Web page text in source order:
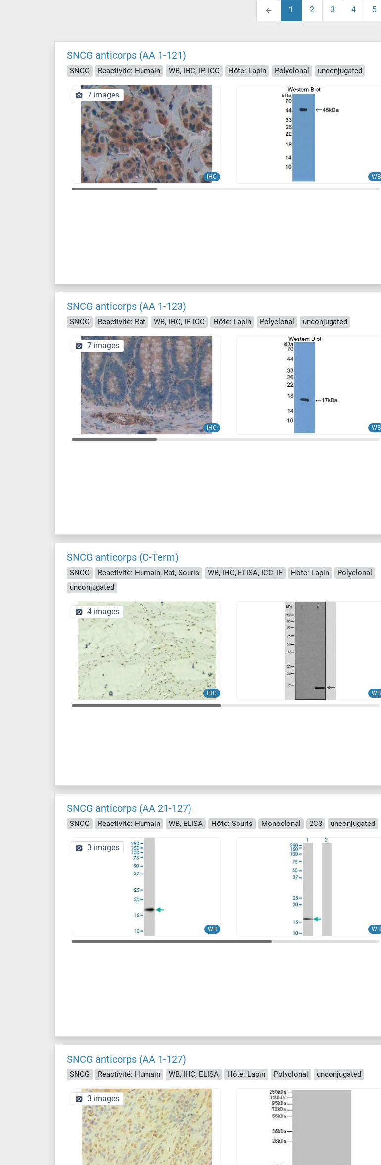
1 2 3 4 5
SNCG anticorps (AA 1-121)
SNCG Reactivité: Humain WB, IHC, IP, ICC Hôte: Lapin Polyclonal unconjugated
IHC WB
7 images
SNCG anticorps (AA 1-123)
SNCG Reactivité: Rat WB, IHC, IP, ICC Hôte: Lapin Polyclonal unconjugated
IHC WB
7 images
SNCG anticorps (C-Term)
SNCG Reactivité: Humain, Rat, Souris WB, IHC, ELISA, ICC, IF Hôte: Lapin
Polyclonal
unconjugated
IHC WB
4 images
SNCG anticorps (AA 21-127)
SNCG Reactivité: Humain WB, ELISA Hôte: Souris Monoclonal 2C3 unconjugated
WB WB
3 images
SNCG anticorps (AA 1-127)
SNCG Reactivité: Humain WB, IHC, ELISA Hôte: Lapin Polyclonal unconjugated
3 images